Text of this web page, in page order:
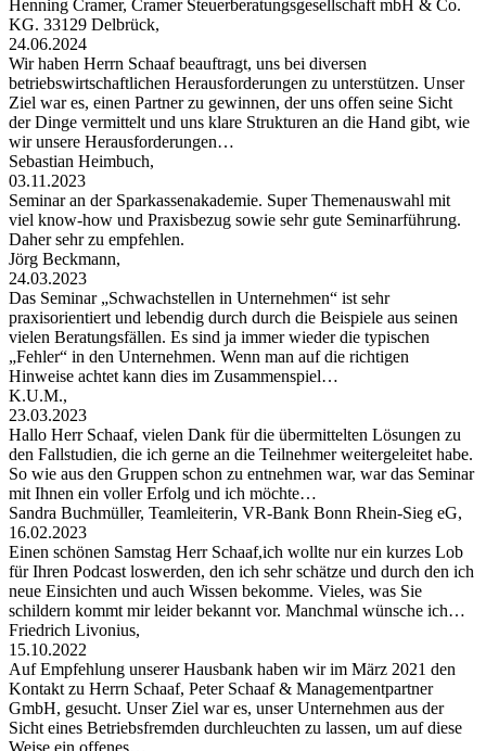
Henning Cramer, Cramer Steuerberatungsgesellschaft mbH & Co.
KG. 33129 Delbrück,
24.06.2024
Wir haben Herrn Schaaf beauftragt, uns bei diversen
betriebswirtschaftlichen Herausforderungen zu unterstützen. Unser
Ziel war es, einen Partner zu gewinnen, der uns offen seine Sicht
der Dinge vermittelt und uns klare Strukturen an die Hand gibt, wie
wir unsere Herausforderungen…
Sebastian Heimbuch,
03.11.2023
Seminar an der Sparkassenakademie. Super Themenauswahl mit
viel know-how und Praxisbezug sowie sehr gute Seminarführung.
Daher sehr zu empfehlen.
Jörg Beckmann,
24.03.2023
Das Seminar „Schwachstellen in Unternehmen“ ist sehr
praxisorientiert und lebendig durch durch die Beispiele aus seinen
vielen Beratungsfällen. Es sind ja immer wieder die typischen
„Fehler“ in den Unternehmen. Wenn man auf die richtigen
Hinweise achtet kann dies im Zusammenspiel…
K.U.M.,
23.03.2023
Hallo Herr Schaaf, vielen Dank für die übermittelten Lösungen zu
den Fallstudien, die ich gerne an die Teilnehmer weitergeleitet habe.
So wie aus den Gruppen schon zu entnehmen war, war das Seminar
mit Ihnen ein voller Erfolg und ich möchte…
Sandra Buchmüller, Teamleiterin, VR-Bank Bonn Rhein-Sieg eG,
16.02.2023
Einen schönen Samstag Herr Schaaf,ich wollte nur ein kurzes Lob
für Ihren Podcast loswerden, den ich sehr schätze und durch den ich
neue Einsichten und auch Wissen bekomme. Vieles, was Sie
schildern kommt mir leider bekannt vor. Manchmal wünsche ich…
Friedrich Livonius,
15.10.2022
Auf Empfehlung unserer Hausbank haben wir im März 2021 den
Kontakt zu Herrn Schaaf, Peter Schaaf & Managementpartner
GmbH, gesucht. Unser Ziel war es, unser Unternehmen aus der
Sicht eines Betriebsfremden durchleuchten zu lassen, um auf diese